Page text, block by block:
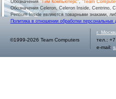
Обозначения"Тим Компьютерс", "Team
Обозначения Celeron, Celeron Inside, Centrino,
Pentium Inside являются товарными знаками,
Политика в отношении обработки персональных
©1999-2026 Team Computers
г.
тел.:
e-mail: